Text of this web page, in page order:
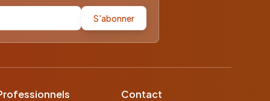
S'abonner
Contact